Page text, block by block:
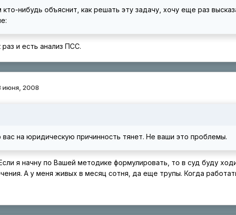
нибудь объяснит, как решать эту задачу, хочу еще раз
и есть анализ ПСС.
июня, 2008
вас на юридическую причинность тянет. Не ваши это проблемы.
я начну по Вашей методике формулировать, то в суд буду
А у меня живых в месяц сотня, да еще трупы. Когда